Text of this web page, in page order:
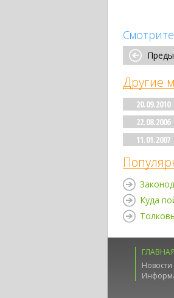
Другие
20.09.2010
22.08.2006
11.01.2007
Куда
ГЛАВНАЯ